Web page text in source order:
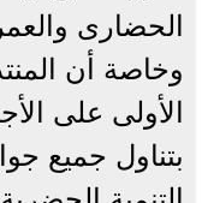
الحضارى
وخاصة أن
الأولى على
بتناول جميع